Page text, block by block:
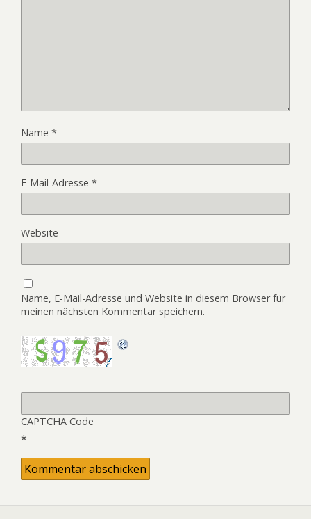
Name *
E-Mail-Adresse *
Website
Name, E-Mail-Adresse und Website in diesem Browser für
meinen nächsten Kommentar speichern.
CAPTCHA Code
*